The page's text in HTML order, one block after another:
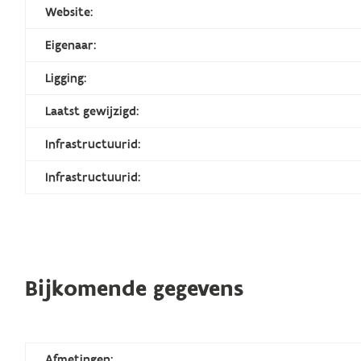
Website:
Eigenaar:
Ligging:
Laatst gewijzigd:
Infrastructuurid:
Infrastructuurid:
Bijkomende gegevens